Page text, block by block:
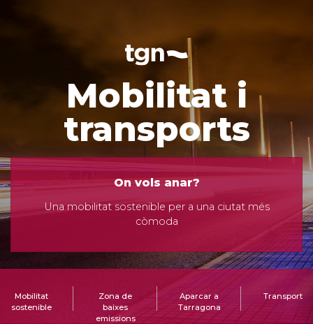
Mobilitat i
transports
On vols anar?
Una mobilitat sostenible per a una ciutat més
còmoda
Mobilitat
sostenible
Zona de
baixes
emissions
Aparcar a
Tarragona
Transport